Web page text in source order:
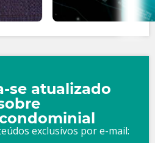
se atualizado
exclusivos por e-mail: